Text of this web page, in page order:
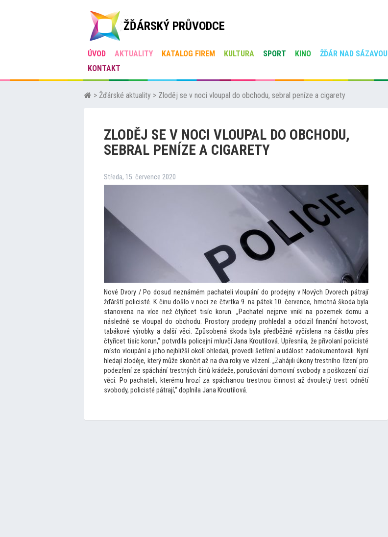
ŽĎÁRSKÝ PRŮVODCE
ÚVOD AKTUALITY KATALOG FIREM KULTURA SPORT KINO ŽĎÁR NAD SÁZAVOU
KONTAKT
> Žďárské aktuality > Zloděj se v noci vloupal do obchodu, sebral peníze a cigarety
ZLODĚJ SE V NOCI VLOUPAL DO OBCHODU,
SEBRAL PENÍZE A CIGARETY
Středa, 15. července 2020
Nové Dvory / Po dosud neznámém pachateli vloupání do prodejny v Nových Dvorech pátrají
žďárští policisté. K činu došlo v noci ze čtvrtka 9. na pátek 10. července, hmotná škoda byla
stanovena na více než čtyřicet tisíc korun. „Pachatel nejprve vnikl na pozemek domu a
následně se vloupal do obchodu. Prostory prodejny prohledal a odcizil finanční hotovost,
tabákové výrobky a další věci. Způsobená škoda byla předběžně vyčíslena na částku přes
čtyřicet tisíc korun,“ potvrdila policejní mluvčí Jana Kroutilová. Upřesnila, že přivolaní policisté
místo vloupání a jeho nejbližší okolí ohledali, provedli šetření a událost zadokumentovali. Nyní
hledají zloděje, který může skončit až na dva roky ve vězení. „Zahájili úkony trestního řízení pro
podezření ze spáchání trestných činů krádeže, porušování domovní svobody a poškození cizí
věci. Po pachateli, kterému hrozí za spáchanou trestnou činnost až dvouletý trest odnětí
svobody, policisté pátrají,“ doplnila Jana Kroutilová.